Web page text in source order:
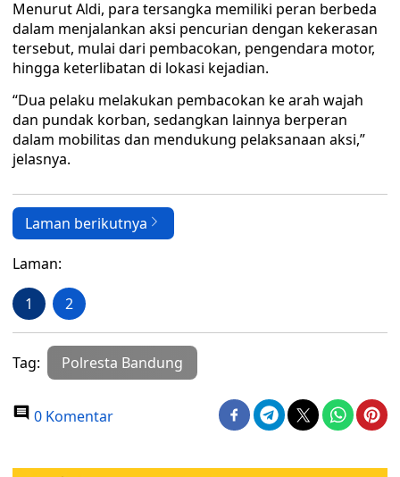
Menurut Aldi, para tersangka memiliki peran berbeda
dalam menjalankan aksi pencurian dengan kekerasan
tersebut, mulai dari pembacokan, pengendara motor,
hingga keterlibatan di lokasi kejadian.
“Dua pelaku melakukan pembacokan ke arah wajah
dan pundak korban, sedangkan lainnya berperan
dalam mobilitas dan mendukung pelaksanaan aksi,”
jelasnya.
Laman berikutnya
Laman:
1 2
Tag: Polresta Bandung
0 Komentar